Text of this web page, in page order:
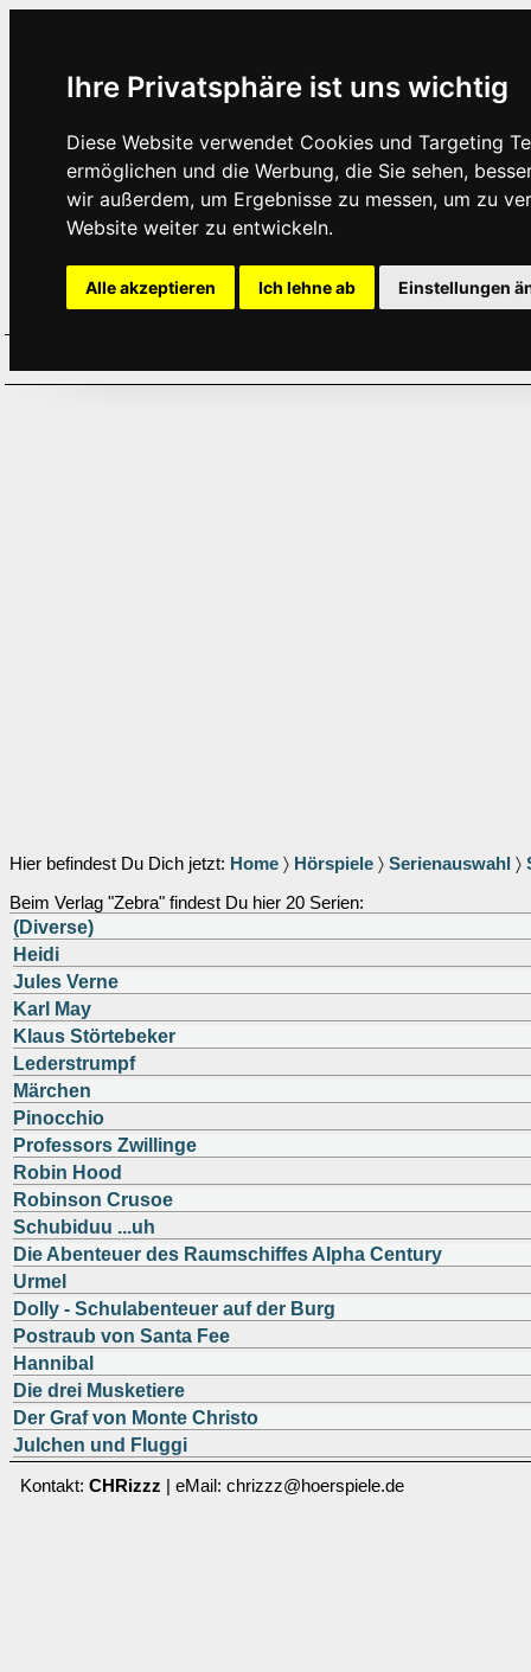
Ihre Privatsphäre ist uns wichtig
Diese Website verwendet Cookies und Targeting
ermöglichen und die Werbung, die Sie sehen,
wir außerdem, um Ergebnisse zu messen, um zu
Website weiter zu entwickeln.
Alle akzeptieren Ich lehne ab Einstellungen
Hier befindest Du Dich jetzt: Home 〉 Hörspiele 〉 Serienauswahl 〉
Beim Verlag "Zebra" findest Du hier 20 Serien:
(Diverse)
Heidi
Jules Verne
Karl May
Klaus Störtebeker
Lederstrumpf
Märchen
Pinocchio
Professors Zwillinge
Robin Hood
Robinson Crusoe
Schubiduu ...uh
Die Abenteuer des Raumschiffes Alpha Century
Urmel
Dolly - Schulabenteuer auf der Burg
Postraub von Santa Fee
Hannibal
Die drei Musketiere
Der Graf von Monte Christo
Julchen und Fluggi
Kontakt: CHRizzz | eMail: chrizzz@hoerspiele.de